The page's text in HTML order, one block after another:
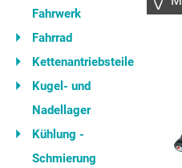
Fahrwerk
Fahrrad
Kettenantriebsteile
Kugel- und
Nadellager
Kühlung -
Schmierung